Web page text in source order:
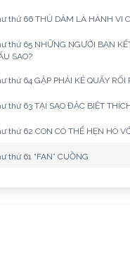
thứ 66 THỦ DÂM LÀ HÀNH VI
thứ 65 NHỮNG NGƯỜI BẠN
SAO?
thứ 64 GẶP PHẢI KẺ QUẤY RỐI
thứ 63 TẠI SAO ĐẶC BIỆT
thứ 62 CON CÓ THỂ HẸN HÒ
thứ 61 “FAN” CUỒNG